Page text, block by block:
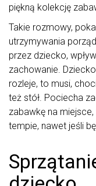
piękną kolekcję
Takie rozmowy,
utrzymywania
przez dziecko,
zachowanie.
rozleje, to musi,
też stół. Pociecha
zabawkę na
tempie, nawet jeśli